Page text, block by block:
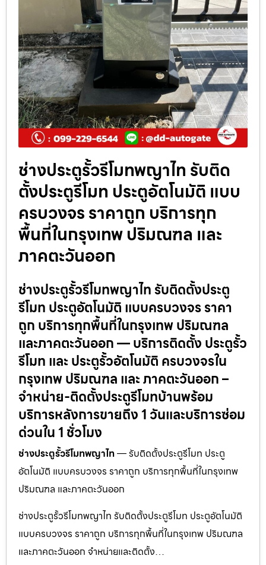
ช่างประตูรั้วรีโมทพญาไท รับติด
ตั้งประตูรีโมท ประตูอัตโนมัติ แบบ
ครบวงจร ราคาถูก บริการทุก
พื้นที่ในกรุงเทพ ปริมณฑล และ
ภาคตะวันออก
ช่างประตูรั้วรีโมทพญาไท รับติดตั้งประตู
รีโมท ประตูอัตโนมัติ แบบครบวงจร ราคา
ถูก บริการทุกพื้นที่ในกรุงเทพ ปริมณฑล
และภาคตะวันออก — บริการติดตั้ง ประตูรั้ว
รีโมท และ ประตูรั้วอัตโนมัติ ครบวงจรใน
กรุงเทพ ปริมณฑล และ ภาคตะวันออก –
จำหน่าย-ติดตั้งประตูรีโมทบ้านพร้อม
บริการหลังการขายถึง 1 วันและบริการซ่อม
ด่วนใน 1 ชั่วโมง
ช่างประตูรั้วรีโมทพญาไท— รับติดตั้งประตูรีโมท ประตู
อัตโนมัติ แบบครบวงจร ราคาถูก บริการทุกพื้นที่ในกรุงเทพ
ปริมณฑล และภาคตะวันออก
ช่างประตูรั้วรีโมทพญาไท รับติดตั้งประตูรีโมท ประตูอัตโนมัติ
แบบครบวงจร ราคาถูก บริการทุกพื้นที่ในกรุงเทพ ปริมณฑล
และภาคตะวันออก จำหน่ายและติดตั้ง…